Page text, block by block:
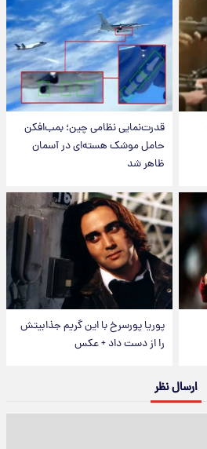
قدرت‌نمایی نظامی چین؛ بمب‌افکن
حامل موشک هسته‌ای در آسمان
ظاهر شد
پوریا پورسرخ با این گریم جذابیتش
را از دست داد + عکس
ارسال نظر